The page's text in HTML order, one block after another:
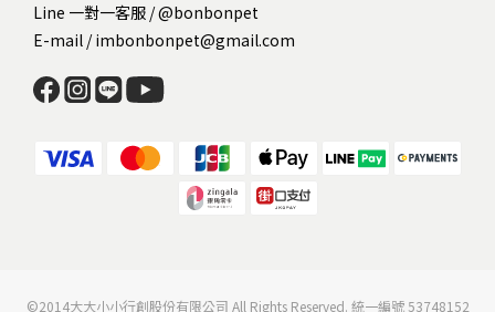
Line 一對一客服 /@bonbonpet
E-mail / imbonbonpet@gmail.com
©2014大大小小行創股份有限公司 All Rights Reserved. 統一編號 53748152